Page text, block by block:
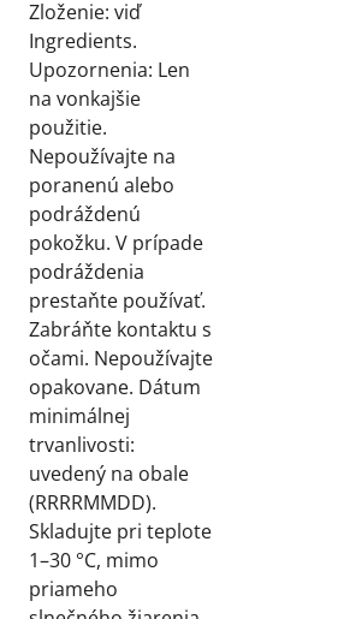
Zloženie: viď
Ingredients.
Upozornenia: Len
na vonkajšie
použitie.
Nepoužívajte na
poranenú alebo
podráždenú
pokožku. V prípade
podráždenia
prestaňte používať.
Zabráňte kontaktu s
očami. Nepoužívajte
opakovane. Dátum
minimálnej
trvanlivosti:
uvedený na obale
(RRRRMMDD).
Skladujte pri teplote
1–30 °C, mimo
priameho